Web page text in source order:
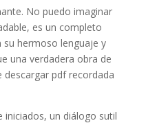
No puedo imaginar
es un completo
su hermoso lenguaje y
una verdadera obra de
pdf recordada
iniciados, un diálogo sutil